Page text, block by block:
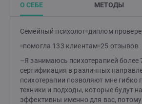
О СЕБЕ МЕТОДЫ
Семейный психолог диплом
помогла 133 клиентам 25 отзывов
–Я занимаюсь психотерапией более
сертификация в различных
психотерапии позволяют мне гибко
техники и подходы, которые будут
эффективны именно для вас,